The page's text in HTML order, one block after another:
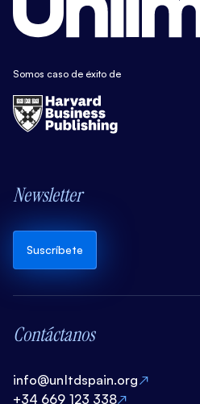
Somos caso de éxito de
Contáctanos
info@unltdspain.org
+34 669 123 338
Newsletter
Suscríbete